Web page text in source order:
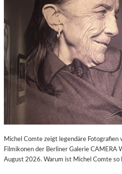
Michel Comte zeigt legendäre Fotografien
Filmikonen der Berliner Galerie CAMERA
August 2026. Warum ist Michel Comte so